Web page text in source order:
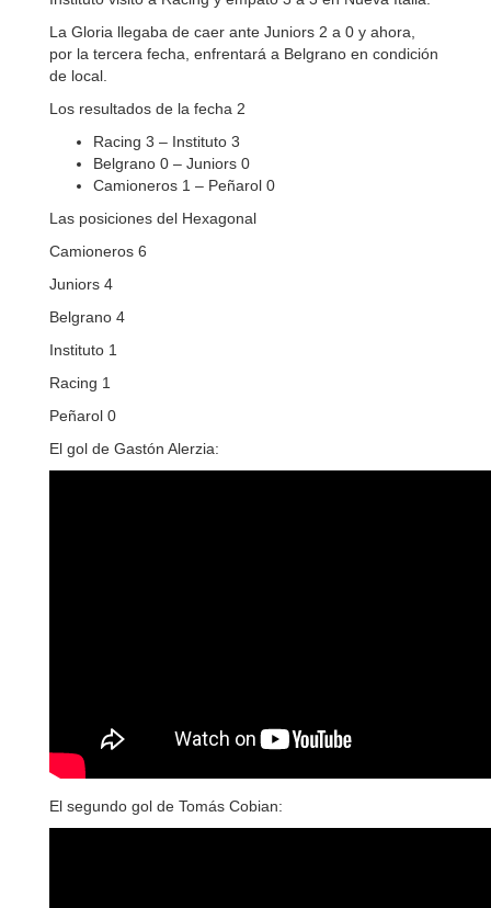
La Gloria llegaba de caer ante Juniors 2 a 0 y ahora,
por la tercera fecha, enfrentará a Belgrano en condición
de local.
Los resultados de la fecha 2
Racing 3 – Instituto 3
Belgrano 0 – Juniors 0
Camioneros 1 – Peñarol 0
Las posiciones del Hexagonal
Camioneros 6
Juniors 4
Belgrano 4
Instituto 1
Racing 1
Peñarol 0
El gol de Gastón Alerzia:
El segundo gol de Tomás Cobian: